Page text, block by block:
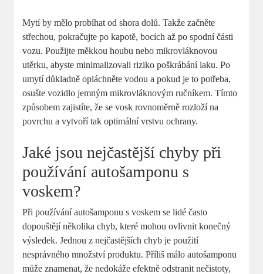
Mytí by mělo probíhat od shora dolů. Takže začněte
střechou, pokračujte po kapotě, bocích až po spodní části
vozu. Použijte měkkou houbu nebo mikrovláknovou
utěrku, abyste minimalizovali riziko poškrábání laku. Po
umytí důkladně opláchněte vodou a pokud je to potřeba,
osušte vozidlo jemným mikrovláknovým ručníkem. Tímto
způsobem zajistíte, že se vosk rovnoměrně rozloží na
povrchu a vytvoří tak optimální vrstvu ochrany.
Jaké jsou nejčastější chyby při
používání autošamponu s
voskem?
Při používání autošamponu s voskem se lidé často
dopouštějí několika chyb, které mohou ovlivnit konečný
výsledek. Jednou z nejčastějších chyb je použití
nesprávného množství produktu. Příliš málo autošamponu
může znamenat, že nedokáže efektně odstranit nečistoty,